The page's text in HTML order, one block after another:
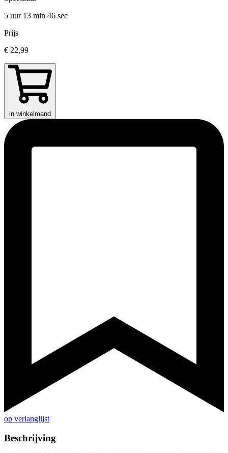
5 uur 13 min 46 sec
Prijs
€ 22,99
in winkelmand
op verlanglijst
Beschrijving